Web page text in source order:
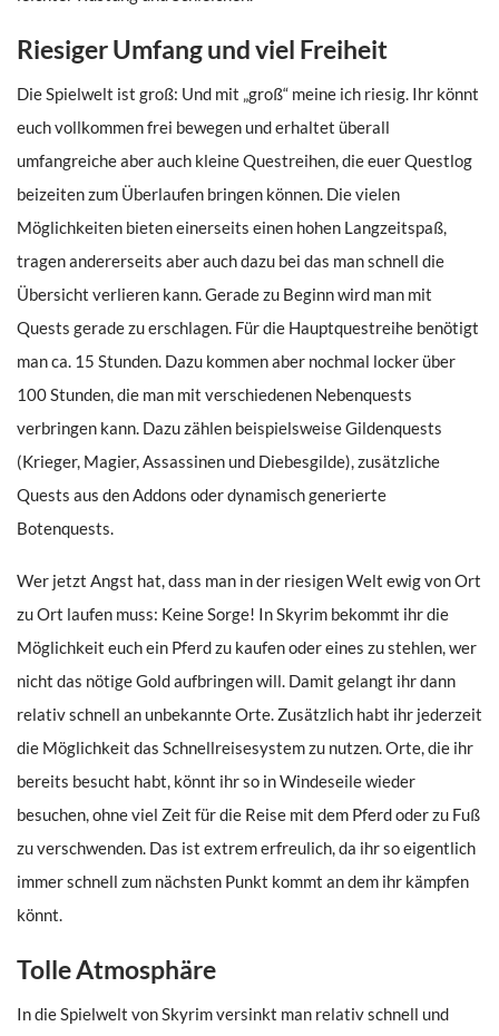
Riesiger Umfang und viel Freiheit
Die Spielwelt ist groß: Und mit „groß“ meine ich riesig. Ihr könnt
euch vollkommen frei bewegen und erhaltet überall
umfangreiche aber auch kleine Questreihen, die euer Questlog
beizeiten zum Überlaufen bringen können. Die vielen
Möglichkeiten bieten einerseits einen hohen Langzeitspaß,
tragen andererseits aber auch dazu bei das man schnell die
Übersicht verlieren kann. Gerade zu Beginn wird man mit
Quests gerade zu erschlagen. Für die Hauptquestreihe benötigt
man ca. 15 Stunden. Dazu kommen aber nochmal locker über
100 Stunden, die man mit verschiedenen Nebenquests
verbringen kann. Dazu zählen beispielsweise Gildenquests
(Krieger, Magier, Assassinen und Diebesgilde), zusätzliche
Quests aus den Addons oder dynamisch generierte
Botenquests.
Wer jetzt Angst hat, dass man in der riesigen Welt ewig von Ort
zu Ort laufen muss: Keine Sorge! In Skyrim bekommt ihr die
Möglichkeit euch ein Pferd zu kaufen oder eines zu stehlen, wer
nicht das nötige Gold aufbringen will. Damit gelangt ihr dann
relativ schnell an unbekannte Orte. Zusätzlich habt ihr jederzeit
die Möglichkeit das Schnellreisesystem zu nutzen. Orte, die ihr
bereits besucht habt, könnt ihr so in Windeseile wieder
besuchen, ohne viel Zeit für die Reise mit dem Pferd oder zu Fuß
zu verschwenden. Das ist extrem erfreulich, da ihr so eigentlich
immer schnell zum nächsten Punkt kommt an dem ihr kämpfen
könnt.
Tolle Atmosphäre
In die Spielwelt von Skyrim versinkt man relativ schnell und